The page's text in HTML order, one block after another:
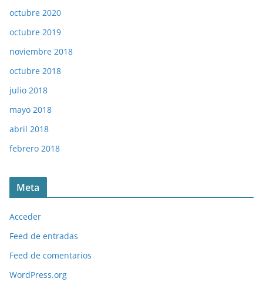
octubre 2020
octubre 2019
noviembre 2018
octubre 2018
julio 2018
mayo 2018
abril 2018
febrero 2018
Meta
Acceder
Feed de entradas
Feed de comentarios
WordPress.org